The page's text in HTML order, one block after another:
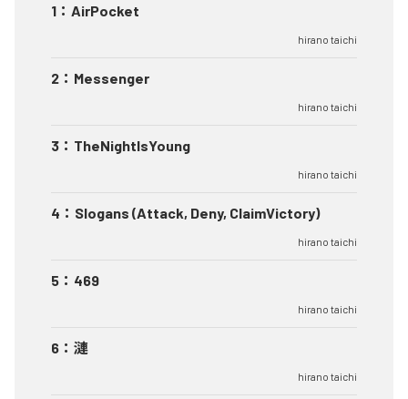
1 ： AirPocket
hirano taichi
2 ： Messenger
hirano taichi
3 ： TheNightIsYoung
hirano taichi
4 ： Slogans (Attack, Deny, ClaimVictory)
hirano taichi
5 ： 469
hirano taichi
6 ： 漣
hirano taichi